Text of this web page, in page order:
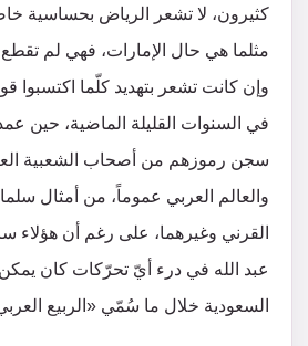
كثيرون، لا تشعر الرياض بحساسية
مثلما هي حال الإمارات، فهي لم تقطع
وإن كانت تشعر بتهديد كلّما اكتسبوا
في السنوات القليلة الماضية، حين
سجن رموزهم من أصحاب الشعبية
والعالم العربي عموماً، من أمثال
القرني وغيرهما، على رغم أن هؤلاء
عبد الله في درء أيّ تحرّكات كان
السعودية خلال ما سُمّي «الربيع